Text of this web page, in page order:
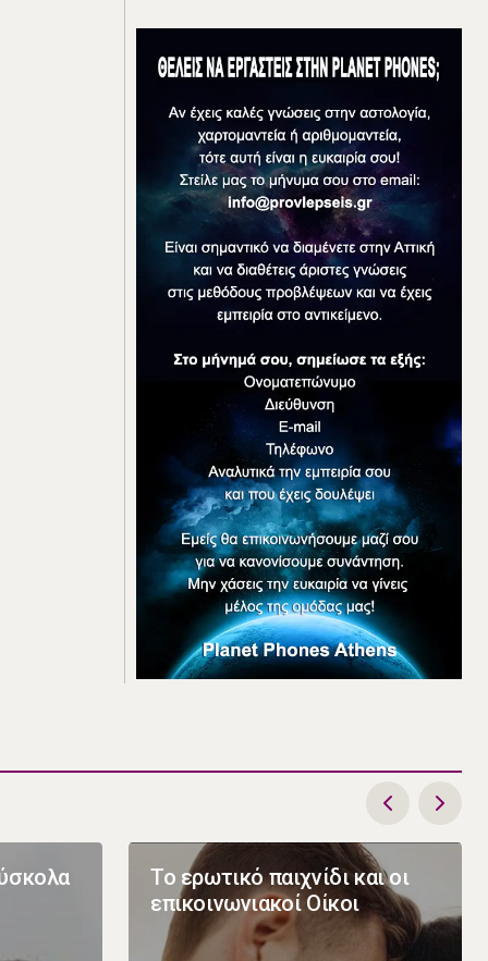
Το ερωτικό παιχνίδι και οι
επικοινωνιακοί Οίκοι